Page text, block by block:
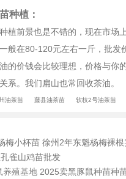
种植：
植前景也是不错的，现在市场
般在80-120元左右一斤，批发
的价钱会比较理想，价格与你
系。我们扁山也常回收茶油。
油茶苗 藤县油茶苗 软枝2号油茶苗
梅小杯苗 徐州2年东魁杨梅裸根
雀山鸡苗批发
殖基地 2025卖黑豚鼠种苗种